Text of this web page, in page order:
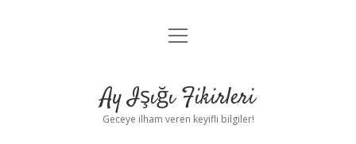
Anasayfa
Yasal Uyarı
menüyü
Ay Işığı Fikirleri
Geceye ilham veren keyifli bilgiler!